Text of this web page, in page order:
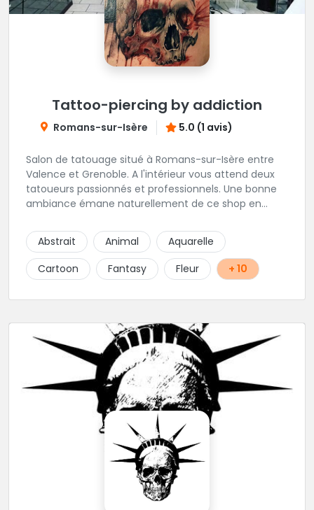
Tattoo-piercing by addiction
Romans-sur-Isère 5.0 (1 avis)
Salon de tatouage situé à Romans-sur-Isère entre
Valence et Grenoble. A l'intérieur vous attend deux
tatoueurs passionnés et professionnels. Une bonne
ambiance émane naturellement de ce shop en
Abstrait
Animal
Aquarelle
Cartoon
Fantasy Fleur + 10